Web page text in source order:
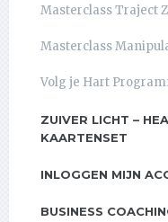
Masterclass Traject
Masterclass
Volg je Hart
ZUIVER LICHT –
KAARTENSET
INLOGGEN MIJN
BUSINESS